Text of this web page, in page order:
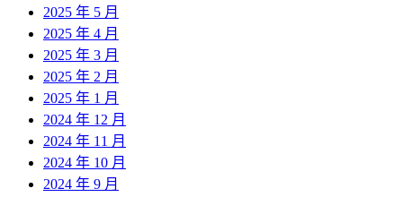
2025 年 5 月
2025 年 4 月
2025 年 3 月
2025 年 2 月
2025 年 1 月
2024 年 12 月
2024 年 11 月
2024 年 10 月
2024 年 9 月